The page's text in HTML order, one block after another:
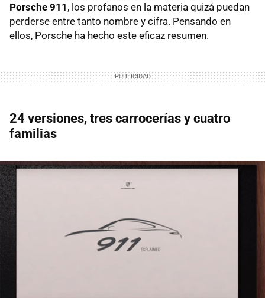
Porsche 911 , los profanos en la materia quizá puedan
perderse entre tanto nombre y cifra. Pensando en
ellos, Porsche ha hecho este eficaz resumen.
24 versiones, tres carrocerías y cuatro
familias